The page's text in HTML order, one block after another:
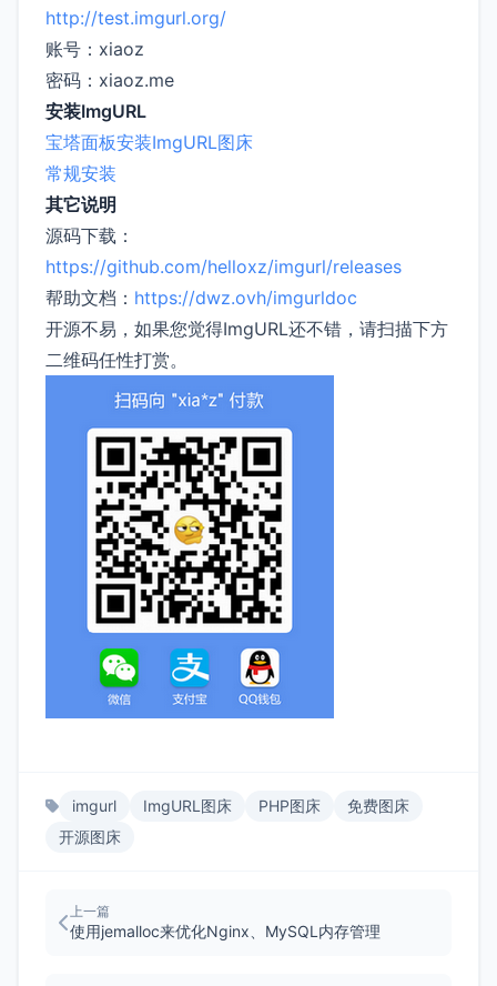
http://test.imgurl.org/
账号：xiaoz
密码：xiaoz.me
安装ImgURL
宝塔面板安装ImgURL图床
常规安装
其它说明
源码下载：
https://github.com/helloxz/imgurl/releases
帮助文档： https://dwz.ovh/imgurldoc
开源不易，如果您觉得ImgURL还不错，请扫描下方
二维码任性打赏。
imgurl ImgURL图床 PHP图床
免费图床
开源图床
上一篇
使用jemalloc来优化Nginx、MySQL内存管理